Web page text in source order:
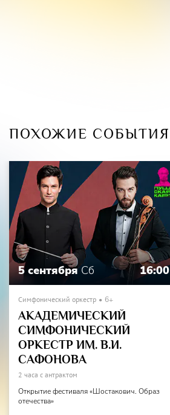
ПОХОЖИЕ СОБЫТИЯ
5 сентября Сб 16:00
Симфонический оркестр 6+
АКАДЕМИЧЕСКИЙ
СИМФОНИЧЕСКИЙ
ОРКЕСТР ИМ. В.И.
САФОНОВА
2 часа с антрактом
Открытие фестиваля «Шостакович. Образ
отечества»